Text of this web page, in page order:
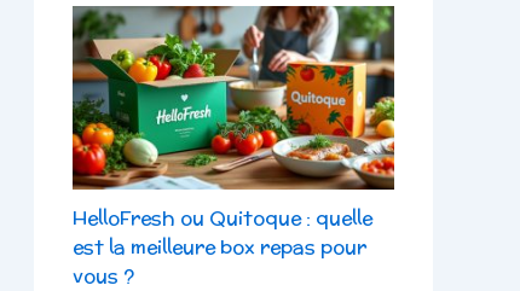
HelloFresh ou Quitoque : quelle
est la meilleure box repas pour
vous ?